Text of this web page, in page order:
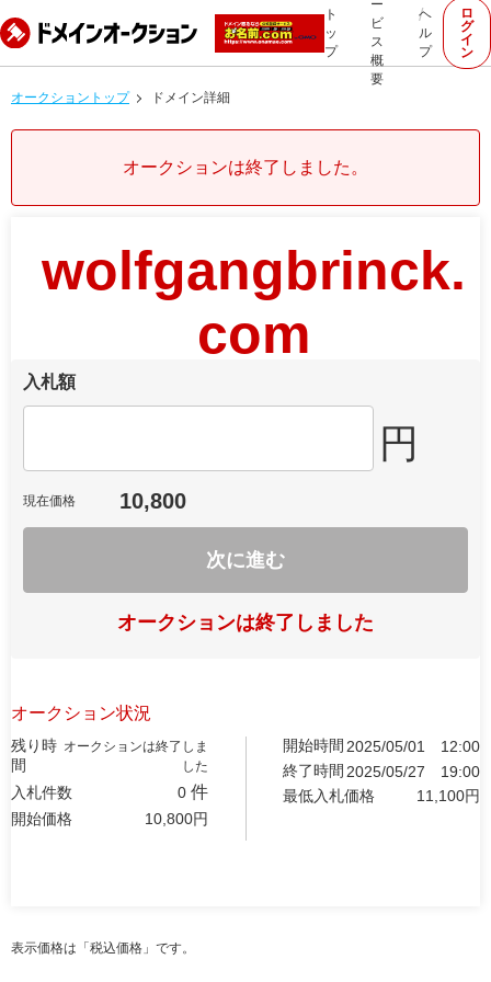
ト
ッ
プ
ー
ビ
ス
概
要
ヘ
ル
プ
ロ
グ
イ
ン
オークショントップ ドメイン詳細
オークションは終了しました。
wolfgangbrinck.
com
入札額
円
現在価格 10,800
次に進む
オークションは終了しました
オークション状況
残り時
間
オークションは終了しま
した
入札件数 0 件
開始価格 10,800円
開始時間 2025/05/01
12:00
終了時間 2025/05/27
19:00
最低入札価格
11,100円
表示価格は「税込価格」です。